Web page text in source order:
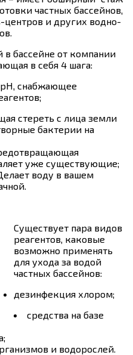
частных бассейнов,
центров и других водно-
в бассейне от компании
в себя 4 шага:
рН, снабжающее
стереть с лица земли
бактерии на
уже существующие;
воду в вашем
Существует пара видов
реагентов, каковые
возможно применять
для ухода за водой
частных бассейнов:
дезинфекция хлором;
средства на базе
и водорослей.